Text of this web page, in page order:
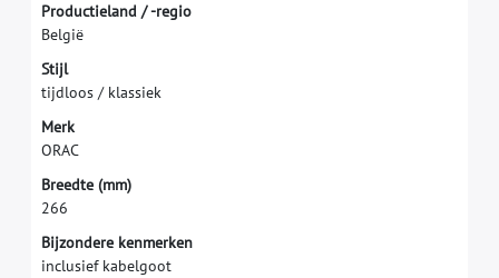
Productieland /-regio
België
Stijl
tijdloos / klassiek
Merk
ORAC
Breedte (mm)
266
Bijzondere kenmerken
inclusief kabelgoot